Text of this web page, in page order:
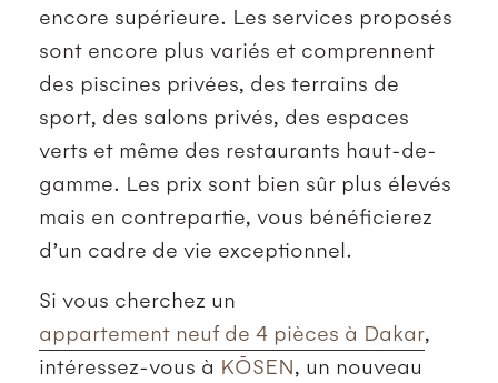
encore supérieure. Les services proposés
sont encore plus variés et comprennent
des piscines privées, des terrains de
sport, des salons privés, des espaces
verts et même des restaurants haut-de-
gamme. Les prix sont bien sûr plus élevés
mais en contrepartie, vous bénéficierez
d’un cadre de vie exceptionnel.
Si vous cherchez un
appartement neuf de 4 pièces à Dakar,
intéressez-vous à KŌSEN, un nouveau